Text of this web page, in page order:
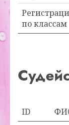
по классам
ID